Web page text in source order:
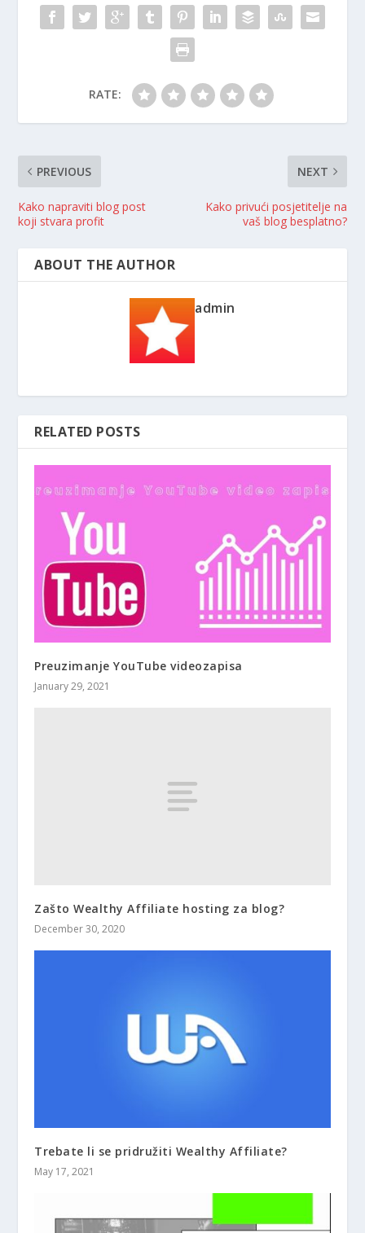
RATE:
PREVIOUS
Kako napraviti blog post
koji stvara profit
NEXT
Kako privući posjetitelje na
vaš blog besplatno?
ABOUT THE AUTHOR
admin
RELATED POSTS
Preuzimanje YouTube videozapisa
January 29, 2021
Zašto Wealthy Affiliate hosting za blog?
December 30, 2020
Trebate li se pridružiti Wealthy Affiliate?
May 17, 2021